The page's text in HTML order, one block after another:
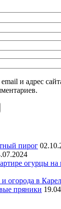
и адрес
пирог
огурцы на
и огорода в
пряники